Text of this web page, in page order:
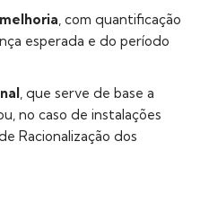
, com quantificação
esperada e do período
, que serve de base a
no caso de instalações
Racionalização dos